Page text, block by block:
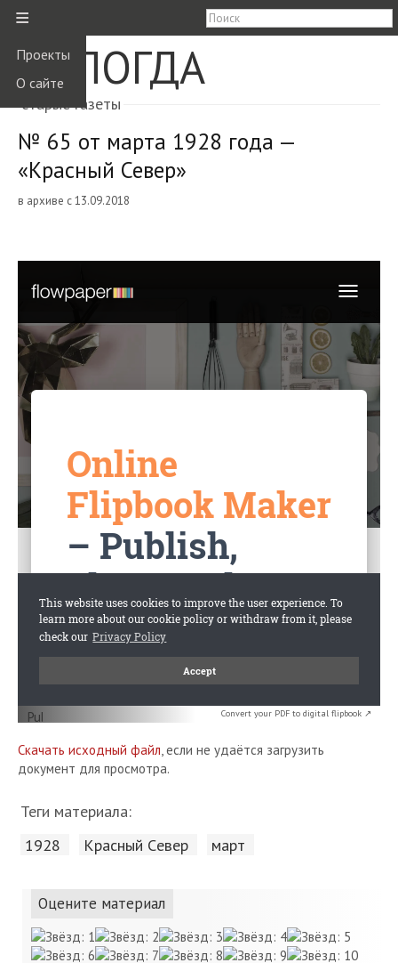
≡
Проекты
О сайте
ВОЛОГДА
старые газеты
№ 65 от марта 1928 года —
«Красный Север»
в архиве с 13.09.2018
Convert your PDF to digital flipbook ↗
Скачать исходный файл, если не удаётся загрузить
документ для просмотра.
Теги материала:
1928 Красный Cевер март
Оцените материал